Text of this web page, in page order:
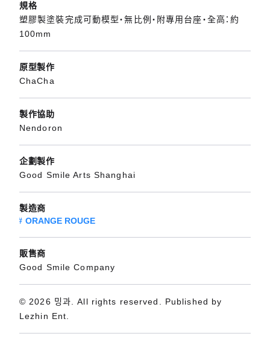
規格
塑膠製塗裝完成可動模型・無比例・附專用台座・全高：約
100mm
原型製作
ChaCha
製作協助
Nendoron
企劃製作
Good Smile Arts Shanghai
製造商
ORANGE ROUGE
販售商
Good Smile Company
© 2026 밍과. All rights reserved. Published by
Lezhin Ent.